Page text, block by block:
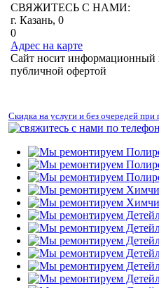
СВЯЖИТЕСЬ С НАМИ:
г. Казань, 0
0
Адрес на карте
Сайт носит информационный
публичной офертой
Скидка на услуги и без очередей